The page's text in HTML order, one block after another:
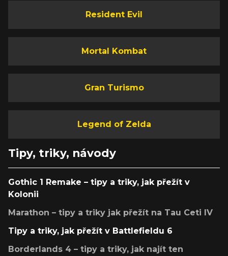
Resident Evil
Mortal Kombat
Gran Turismo
Legend of Zelda
Tipy, triky, návody
Gothic 1 Remake – tipy a triky, jak přežít v
Kolonii
Marathon – tipy a triky jak přežít na Tau Ceti IV
Tipy a triky, jak přežít v Battlefieldu 6
Borderlands 4 – tipy a triky, jak najít ten